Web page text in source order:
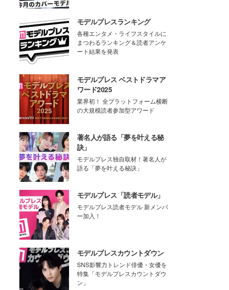
モデルプレスランキング
各種エンタメ・ライフスタイルに
まつわるランキング＆読者アンケ
ート結果を発表
モデルプレス ベストドラマア
ワード2025
業界初！ 全プラットフォーム横断
の大規模読者参加型アワード
著名人が語る「夢を叶える秘
訣」
モデルプレス独自取材！著名人が
語る「夢を叶える秘訣」
モデルプレス「読者モデル」
モデルプレス読者モデル 新メンバ
ー加入！
モデルプレスカウントダウン
SNS影響力トレンド俳優・女優を
特集「モデルプレスカウントダウ
ン」